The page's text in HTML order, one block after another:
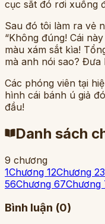
cục sắt đó rơi xuống
Sau đó tôi làm ra vẻ
“Không đúng! Cái
màu xám sắt kìa!
mà anh nói sao? Đưa
Các phóng viên tại
hình cái bánh ú giả
đầu!
Danh sách
9 chương
1Chương 12Chương 23
56Chương 67Chương
Bình luận (0)